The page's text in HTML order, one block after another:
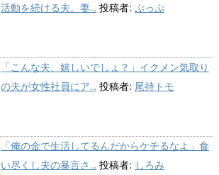
活動を続ける夫。妻... 投稿者: ぷっぷ
「こんな夫、嬉しいでしょ？」イクメン気取り
の夫が女性社員にア... 投稿者: 尾持トモ
「俺の金で生活してるんだからケチるなよ」食
い尽くし夫の暴言さ... 投稿者: しろみ